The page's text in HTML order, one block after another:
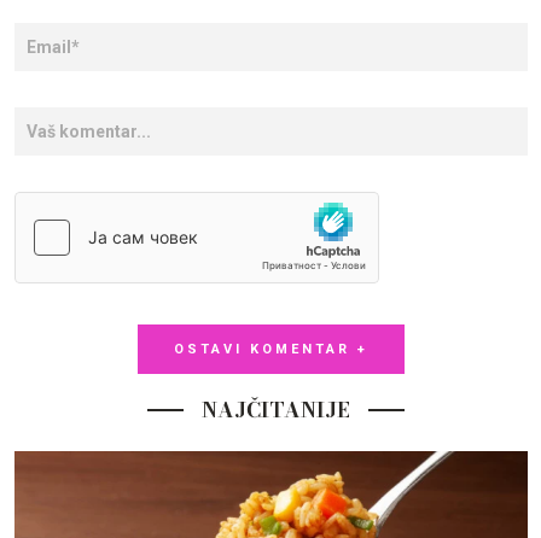
OSTAVI KOMENTAR +
NAJČITANIJE